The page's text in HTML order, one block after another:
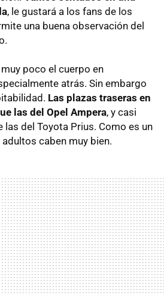
, le gustará a los fans de los
una buena observación del
poco el cuerpo en
atrás. Sin embargo
Las plazas traseras en
las del Opel Ampera, y casi
las del Toyota Prius. Como es un
caben muy bien.